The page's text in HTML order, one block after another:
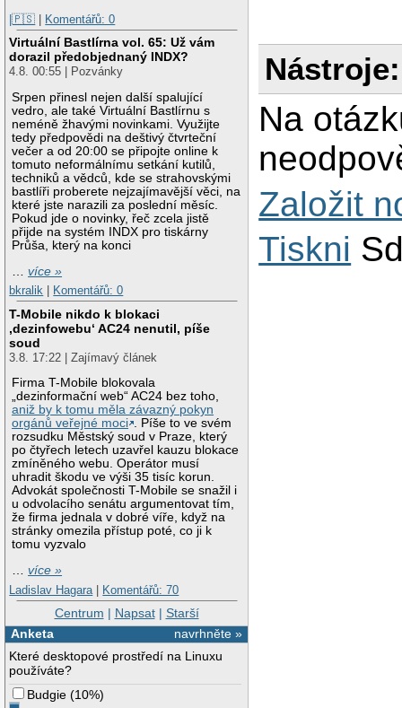
|🇵🇸 | Komentářů: 0
Virtuální Bastlírna vol. 65: Už vám
dorazil předobjednaný INDX?
4.8. 00:55 | Pozvánky
Srpen přinesl nejen další spalující
vedro, ale také Virtuální Bastlírnu s
neméně žhavými novinkami. Využijte
tedy předpovědi na deštivý čtvrteční
večer a od 20:00 se připojte online k
tomuto neformálnímu setkání kutilů,
techniků a vědců, kde se strahovskými
bastlíři proberete nejzajímavější věci, na
které jste narazili za poslední měsíc.
Pokud jde o novinky, řeč zcela jistě
přijde na systém INDX pro tiskárny
Průša, který na konci
…více »
bkralik
Komentářů: 0
T-Mobile nikdo k blokaci
‚dezinfowebu‘ AC24 nenutil, píše
soud
3.8. 17:22 | Zajímavý článek
Firma T-Mobile blokovala
„dezinformační web“ AC24 bez toho,
aniž by k tomu měla závazný pokyn
orgánů veřejné moci . Píše to ve svém
rozsudku Městský soud v Praze, který
po čtyřech letech uzavřel kauzu blokace
zmíněného webu. Operátor musí
uhradit škodu ve výši 35 tisíc korun.
Advokát společnosti T-Mobile se snažil i
u odvolacího senátu argumentovat tím,
že firma jednala v dobré víře, když na
stránky omezila přístup poté, co ji k
tomu vyzvalo
…více »
Ladislav Hagara | Komentářů: 70
Centrum | Napsat| Starší
navrhněte »
Anketa
Které desktopové prostředí na Linuxu
používáte?
Budgie (10%)
Nástroje:
Na
Založit
Tiskni